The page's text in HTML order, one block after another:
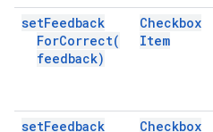
setFeedback
ForCorrect(
feedback)
Checkbox
Item
setFeedback
Checkbox